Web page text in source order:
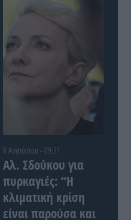
8 Αυγούστου - 09:21
Αλ. Σδούκου για
πυρκαγιές: “Η
κλιματική κρίση
είναι παρούσα και